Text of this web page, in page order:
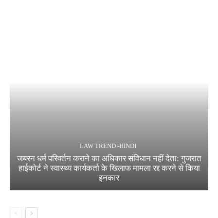
LAW TREND -HINDI
जबरन धर्म परिवर्तन कराने का अधिकार संविधान नहीं देता: गुजरात
हाईकोर्ट ने स्वास्थ्य कार्यकर्ता के खिलाफ मामला रद्द करने से किया
इनकार